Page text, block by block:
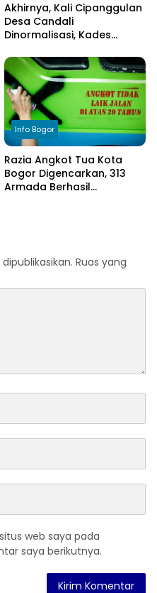
Akhirnya, Kali Cipanggulan
Desa Candali
Dinormalisasi, Kades
kepada Bupati Bogor
Info Bogor
Razia Angkot Tua Kota
Bogor Digencarkan, 313
Armada Berhasil
Ruas yang
web saya pada
saya berikutnya.